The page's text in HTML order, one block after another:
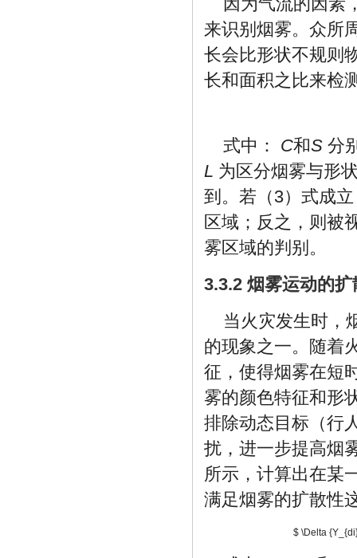
来识别烟雾。众所
长会比形状不规则
长和面积之比来检
式中： C和S 分
L 为区分烟雾与形
到。若（3）式成
区域；反之，则被
雾区域的判别。
3.3.2 烟雾运动的扩
当火灾发生时，
的现象之一。随着
征，使得烟雾在短
雾的颜色特征和形
排除动态目标（行
扰，进一步提高烟
所示，计算出在某
满足烟雾的扩散性
$ \Delta